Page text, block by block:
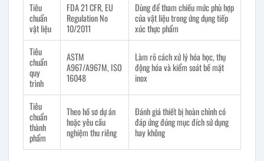
Tiêu
chuẩn
vật liệu
FDA 21 CFR, EU
Regulation No
10/2011
Dùng để tham chiếu mức phù hợp
của vật liệu trong ứng dụng tiếp
xúc thực phẩm
Tiêu
chuẩn
quy
trình
ASTM
A967/A967M, ISO
16048
Làm rõ cách xử lý hóa học, thụ
động hóa và kiểm soát bề mặt
inox
Tiêu
chuẩn
thành
phẩm
Theo hồ sơ dự án
hoặc yêu cầu
nghiệm thu riêng
Đánh giá thiết bị hoàn chỉnh có
đáp ứng đúng mục đích sử dụng
hay không